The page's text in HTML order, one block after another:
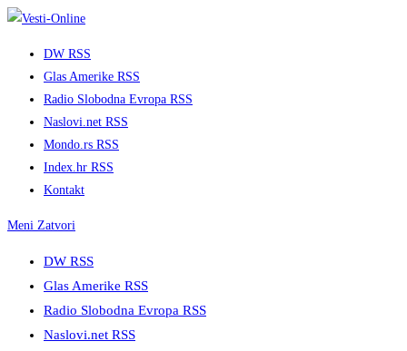
Skip
DW RSS
Glas Amerike RSS
Radio Slobodna Evropa RSS
Naslovi.net RSS
Mondo.rs RSS
Index.hr RSS
Kontakt
Meni Zatvori
DW RSS
Glas Amerike RSS
Radio Slobodna Evropa RSS
Naslovi.net RSS